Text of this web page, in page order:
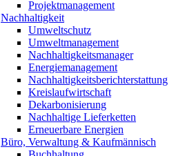
Projektmanagement
Nachhaltigkeit
Umweltschutz
Umweltmanagement
Nachhaltigkeitsmanager
Energiemanagement
Nachhaltigkeitsberichterstattung
Kreislaufwirtschaft
Dekarbonisierung
Nachhaltige Lieferketten
Erneuerbare Energien
Büro, Verwaltung & Kaufmännisch